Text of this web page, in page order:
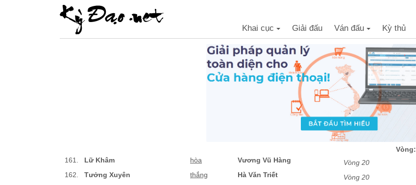
Khai cục Giải đấu Ván đấu Kỳ thủ
Vòng:
161.
Lữ Khâm hòa Vương Vũ Hàng
Vòng 20
162.
Tưởng Xuyên thắng Hà Văn Triết
Vòng 20